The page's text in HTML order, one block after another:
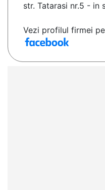
str. Tatarasi nr.5 - in
Vezi profilul firmei pe